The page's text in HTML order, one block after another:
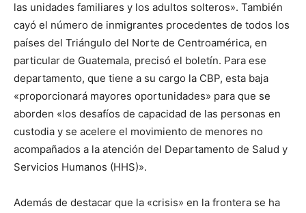
las unidades familiares y los adultos solteros». También
cayó el número de inmigrantes procedentes de todos los
países del Triángulo del Norte de Centroamérica, en
particular de Guatemala, precisó el boletín. Para ese
departamento, que tiene a su cargo la CBP, esta baja
«proporcionará mayores oportunidades» para que se
aborden «los desafíos de capacidad de las personas en
custodia y se acelere el movimiento de menores no
acompañados a la atención del Departamento de Salud y
Servicios Humanos (HHS)».
Además de destacar que la «crisis» en la frontera se ha